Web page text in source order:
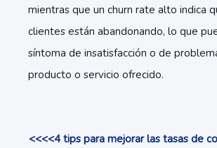
mientras que un churn rate alto indica
clientes están abandonando, lo que
síntoma de insatisfacción o de
producto o servicio ofrecido.
<<<<4 tips para mejorar las tasas de